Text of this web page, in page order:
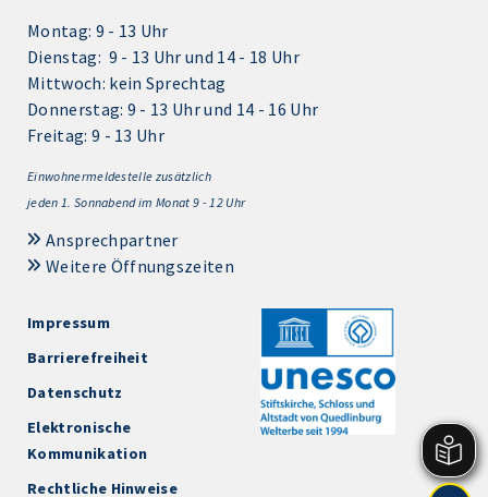
Montag: 9 - 13 Uhr
Dienstag: 9 - 13 Uhr und 14 - 18 Uhr
Mittwoch: kein Sprechtag
Donnerstag: 9 - 13 Uhr und 14 - 16 Uhr
Freitag: 9 - 13 Uhr
Einwohnermeldestelle zusätzlich
jeden 1. Sonnabend im Monat 9 - 12 Uhr
Ansprechpartner
Weitere Öffnungszeiten
Impressum
Barrierefreiheit
Datenschutz
Elektronische
Kommunikation
Rechtliche Hinweise